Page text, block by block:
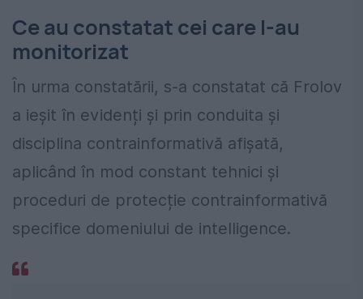
Ce au constatat cei care l-au
monitorizat
În urma constatării, s-a constatat că Frolov
a ieșit în evidenți și prin conduita și
disciplina contrainformativă afișată,
aplicând în mod constant tehnici și
proceduri de protecție contrainformativă
specifice domeniului de intelligence.